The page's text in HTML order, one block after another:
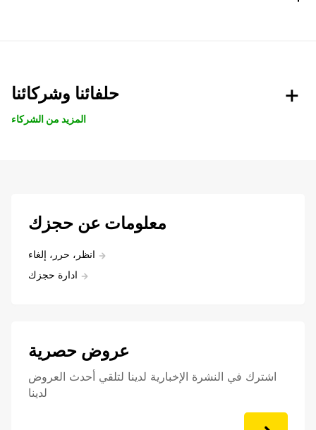
حلفائنا وشركائنا
المزيد من الشركاء
معلومات عن حجزك
انظر، حرر، إلغاء
ادارة حجزك
عروض حصرية
اشترك في النشرة الإخبارية لدينا لتلقي أحدث العروض
لدينا